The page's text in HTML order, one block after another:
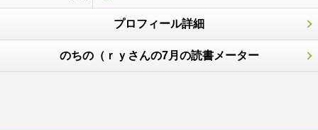
プロフィール詳細
のちの（ｒｙさんの7月の読書メーター